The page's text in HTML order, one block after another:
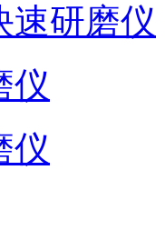
速研磨仪
仪
仪